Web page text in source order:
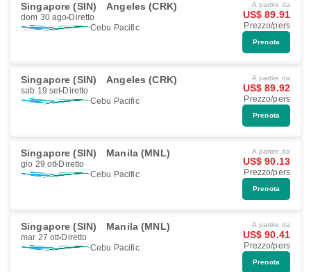
Singapore (SIN) Angeles (CRK)
dom 30 ago Diretto
Cebu Pacific
A partire da
US$ 89.91
Prezzo/pers
Prenota
Singapore (SIN) Angeles (CRK)
sab 19 set Diretto
Cebu Pacific
A partire da
US$ 89.92
Prezzo/pers
Prenota
Singapore (SIN) Manila (MNL)
gio 29 ott Diretto
Cebu Pacific
A partire da
US$ 90.13
Prezzo/pers
Prenota
Singapore (SIN) Manila (MNL)
mar 27 ott Diretto
Cebu Pacific
A partire da
US$ 90.41
Prezzo/pers
Prenota